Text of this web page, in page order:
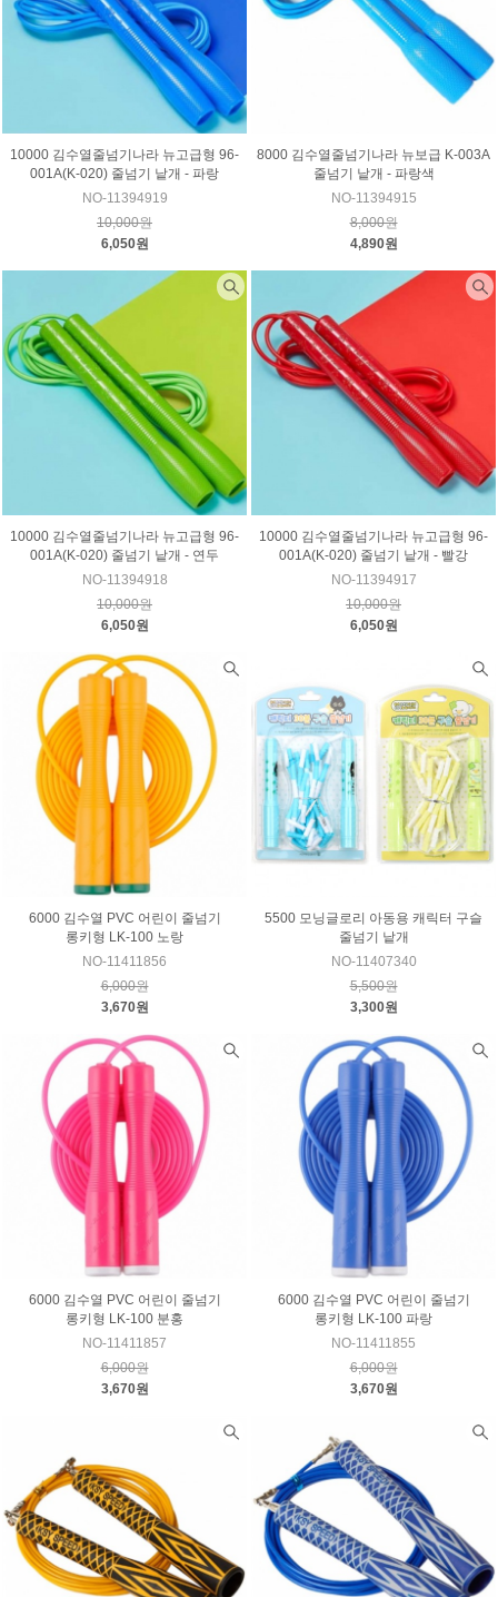
10000 김수열줄넘기나라 뉴고급형 96-
001A(K-020) 줄넘기 낱개 - 파랑
NO-11394919
10,000원
6,050원
8000 김수열줄넘기나라 뉴보급 K-003A
줄넘기 낱개 - 파랑색
NO-11394915
8,000원
4,890원
10000 김수열줄넘기나라 뉴고급형 96-
001A(K-020) 줄넘기 낱개 - 연두
NO-11394918
10,000원
6,050원
10000 김수열줄넘기나라 뉴고급형 96-
001A(K-020) 줄넘기 낱개 - 빨강
NO-11394917
10,000원
6,050원
6000 김수열 PVC 어린이 줄넘기
롱키형 LK-100 노랑
NO-11411856
6,000원
3,670원
5500 모닝글로리 아동용 캐릭터 구슬
줄넘기 낱개
NO-11407340
5,500원
3,300원
6000 김수열 PVC 어린이 줄넘기
롱키형 LK-100 분홍
NO-11411857
6,000원
3,670원
6000 김수열 PVC 어린이 줄넘기
롱키형 LK-100 파랑
NO-11411855
6,000원
3,670원